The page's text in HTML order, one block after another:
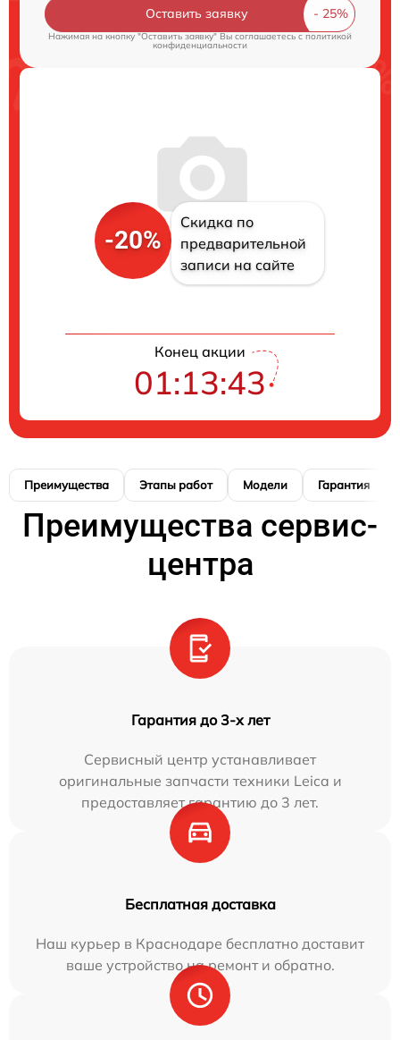
Оставить заявку
Нажимая на кнопку "Оставить заявку" Вы соглашаетесь cполитикой
конфиденциальности
-20%
Скидка по
предварительной
записи на сайте
Конец акции
01:13:42
Преимущества Этапы работ Модели Гарантия
Преимущества сервис-
центра
Гарантия до 3-х лет
Сервисный центр устанавливает
оригинальные запчасти техники Leica и
предоставляет гарантию до 3 лет.
Бесплатная доставка
Наш курьер в Краснодаре бесплатно доставит
ваше устройство на ремонт и обратно.